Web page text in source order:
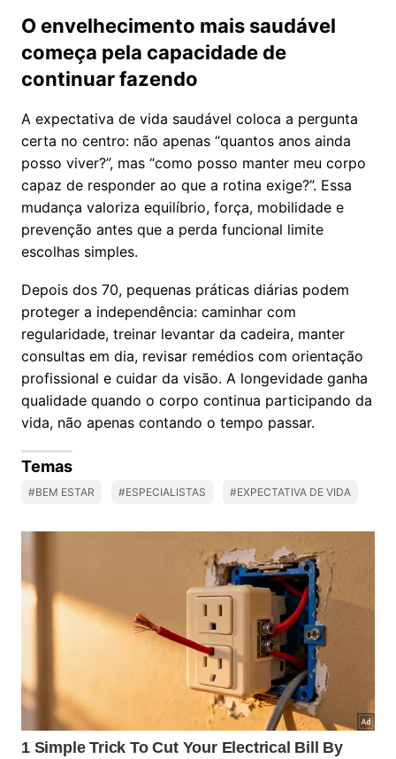
O envelhecimento mais saudável
começa pela capacidade de
continuar fazendo
A expectativa de vida saudável coloca a pergunta
certa no centro: não apenas “quantos anos ainda
posso viver?”, mas “como posso manter meu corpo
capaz de responder ao que a rotina exige?”. Essa
mudança valoriza equilíbrio, força, mobilidade e
prevenção antes que a perda funcional limite
escolhas simples.
Depois dos 70, pequenas práticas diárias podem
proteger a independência: caminhar com
regularidade, treinar levantar da cadeira, manter
consultas em dia, revisar remédios com orientação
profissional e cuidar da visão. A longevidade ganha
qualidade quando o corpo continua participando da
vida, não apenas contando o tempo passar.
Temas
#BEM ESTAR #ESPECIALISTAS #EXPECTATIVA DE VIDA